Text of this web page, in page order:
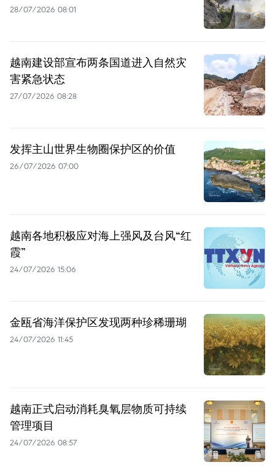
28/07/2026 08:01
越南建设部宣布两条国道进入自然灾
害紧急状态
27/07/2026 08:28
发挥主山世界生物圈保护区的价值
26/07/2026 07:00
越南各地积极应对海上强风及台风“红
霞”
24/07/2026 15:06
金瓯省海洋保护区发现两种珍稀珊瑚
24/07/2026 11:45
越南正式启动消耗臭氧层物质可持续
管理项目
24/07/2026 08:57